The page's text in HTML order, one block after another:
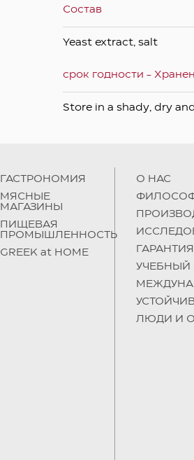
Состав
Yeast extract, salt
срок годности -
Store in a shady, dry
ГАСТРОНОМИЯ
МЯСНЫЕ
МАГАЗИНЫ
ПИЩЕВАЯ
ПРОМЫШЛЕННОСТЬ
GREEK at HOME
О НAC
УЧЕБНЫЙ
ЛЮДИ И